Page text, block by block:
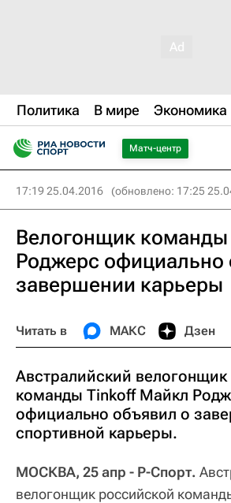
Политика В мире Экономика
Матч-центр
17:19 25.04.2016 (обновлено: 17:25
Велогонщик
Роджерс официально
завершении карьеры
Читать в МАКС Дзен
Австралийский
команды Tinkoff Майкл
официально объявил о
спортивной карьеры.
МОСКВА, 25 апр - Р-Спорт.
велогонщик российской